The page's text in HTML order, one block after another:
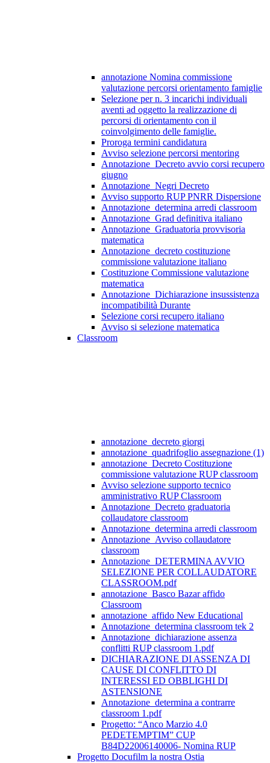
annotazione Nomina commissione
valutazione percorsi orientamento famiglie
Selezione per n. 3 incarichi individuali
aventi ad oggetto la realizzazione di
percorsi di orientamento con il
coinvolgimento delle famiglie.
Proroga termini candidatura
Avviso selezione percorsi mentoring
Annotazione_Decreto avvio corsi recupero
giugno
Annotazione_Negri Decreto
Avviso supporto RUP PNRR Dispersione
Annotazione_determina arredi classroom
Annotazione_Grad definitiva italiano
Annotazione_Graduatoria provvisoria
matematica
Annotazione_decreto costituzione
commissione valutazione italiano
Costituzione Commissione valutazione
matematica
Annotazione_Dichiarazione insussistenza
incompatibilità Durante
Selezione corsi recupero italiano
Avviso si selezione matematica
Classroom
annotazione_decreto giorgi
annotazione_quadrifoglio assegnazione (1)
annotazione_Decreto Costituzione
commissione valutazione RUP classroom
Avviso selezione supporto tecnico
amministrativo RUP Classroom
Annotazione_Decreto graduatoria
collaudatore classroom
Annotazione_determina arredi classroom
Annotazione_Avviso collaudatore
classroom
Annotazione_DETERMINA AVVIO
SELEZIONE PER COLLAUDATORE
CLASSROOM.pdf
annotazione_Basco Bazar affido
Classroom
annotazione_affido New Educational
Annotazione_determina classroom tek 2
Annotazione_dichiarazione assenza
conflitti RUP classroom 1.pdf
DICHIARAZIONE DI ASSENZA DI
CAUSE DI CONFLITTO DI
INTERESSI ED OBBLIGHI DI
ASTENSIONE
Annotazione_determina a contrarre
classroom 1.pdf
Progetto: “Anco Marzio 4.0
PEDETEMPTIM” CUP
B84D22006140006- Nomina RUP
Progetto Docufilm la nostra Ostia